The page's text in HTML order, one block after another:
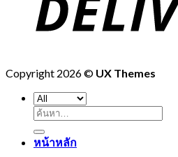
Copyright 2026 © UX Themes
ค้นหา:
หน้าหลัก